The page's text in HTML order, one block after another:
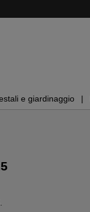
e giardinaggio